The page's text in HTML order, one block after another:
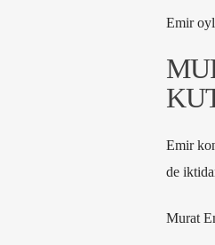
Emir
Emir
de
Murat